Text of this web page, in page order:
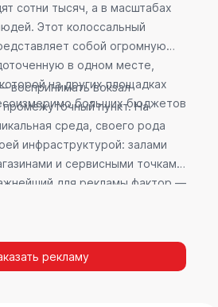
сотни тысяч, а в масштабах
Этот колоссальный
собой огромную
в одном месте,
на других площадках
больших бюджетов
воспринимать вокзал
промежуточный пункт. На
среда, своего рода
инфраструктурой: залами
и сервисными точками.
для рекламы фактор —
открыт для информации, а
рассеяно, как при беглом
в соцсетях.
рекламу